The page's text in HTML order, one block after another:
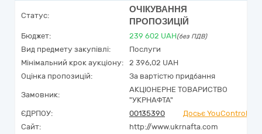
Статус:
ОЧІКУВАННЯ
ПРОПОЗИЦІЙ
Бюджет: 239 602 UAH(без ПДВ)
Вид предмету закупівлі:
Послуги
Мінімальний крок аукціону:
2 396,02 UAH
Оцінка пропозицій:
За вартістю придбання
Замовник:
АКЦІОНЕРНЕ ТОВАРИСТВО
"УКPНAФТА"
ЄДРПОУ:
00135390
Досьє YouControl
Сайт:
http://www.ukrnafta.com